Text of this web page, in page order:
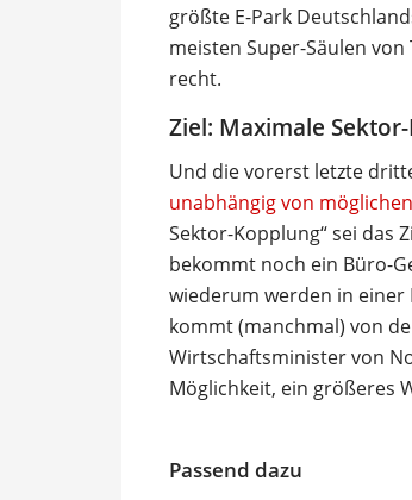
größte E-Park
meisten Super-Säulen
recht.
Ziel: Maximale
Und die vorerst letzte
unabhängig von
Sektor-Kopplung“ sei das
bekommt noch ein Büro-
wiederum werden in einer
kommt (manchmal) von
Wirtschaftsminister von
Möglichkeit, ein größeres
Passend dazu